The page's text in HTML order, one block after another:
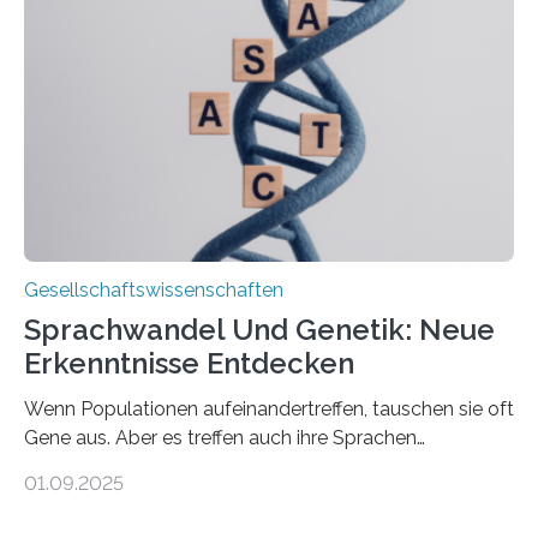
aktuelle Pflegearrangements. Besonderes Augenmerk
wurde auf die Unterschiede zwischen Angehörigen-
und Zugehörigenpflege in und außerhalb des eigenen
Haushalts gelegt. Pflege im eigenen Haushalt richtet
sich oft an den/die Partner*in und dies häufig im
Gesellschaftswissenschaften
Sprachwandel Und Genetik: Neue
Erkenntnisse Entdecken
Wenn Populationen aufeinandertreffen, tauschen sie oft
Gene aus. Aber es treffen auch ihre Sprachen
Sprachen verändern. Wie stark tun sie dies tatsächlich,
01.09.2025